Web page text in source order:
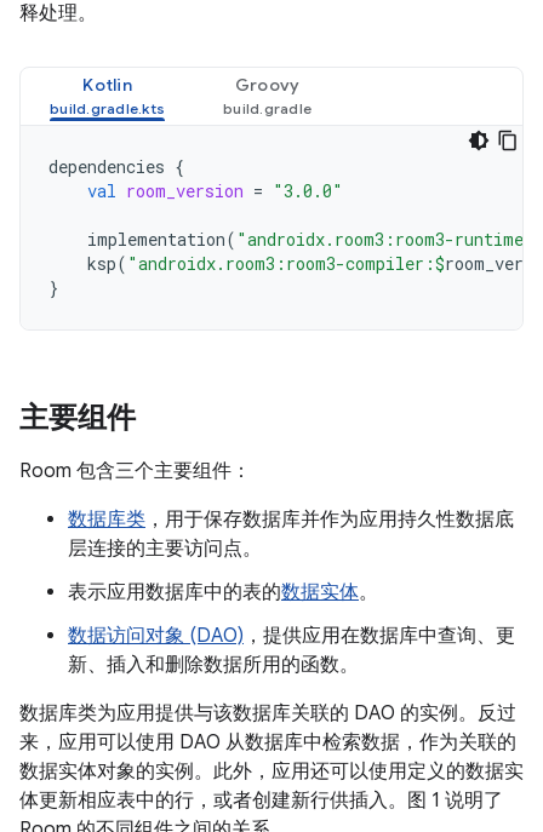
释处理。
Kotlin Groovy
dependencies {
val room_version = "3.0.0"
implementation( "androidx.room3:room3-runtime:
ksp( "androidx.room3:room3-compiler:$
}
主要组件
Room 包含三个主要组件：
数据库类 ，用于保存数据库并作为应用持久性数据底
层连接的主要访问点。
表示应用数据库中的表的数据实体。
数据访问对象 (DAO) ，提供应用在数据库中查询、更
新、插入和删除数据所用的函数。
数据库类为应用提供与该数据库关联的 DAO 的实例。反过
来，应用可以使用 DAO 从数据库中检索数据，作为关联的
数据实体对象的实例。此外，应用还可以使用定义的数据实
体更新相应表中的行，或者创建新行供插入。图 1 说明了